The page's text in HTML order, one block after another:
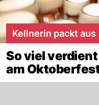
Kellnerin packt aus
So viel
am